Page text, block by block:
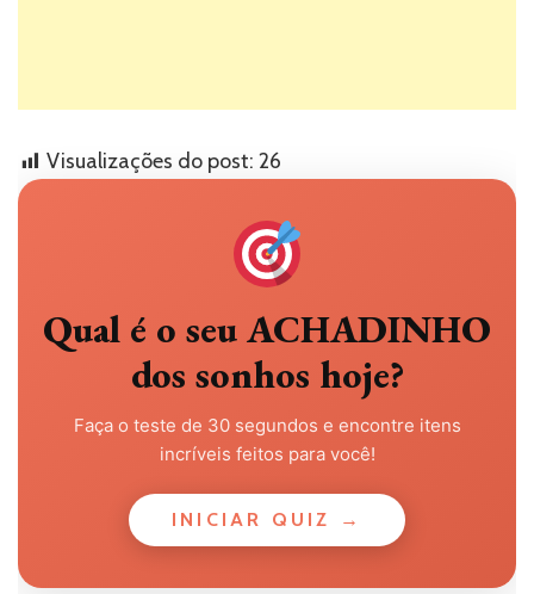
Visualizações do post: 26
Qual é o seu ACHADINHO
dos sonhos hoje?
Faça o teste de 30 segundos e encontre itens
incríveis feitos para você!
INICIAR QUIZ →